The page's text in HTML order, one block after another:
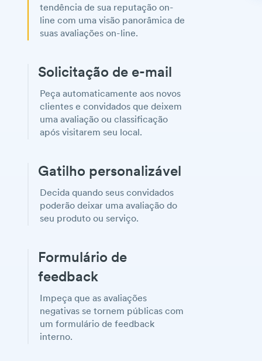
tendência de sua reputação on-
line com uma visão panorâmica de
suas avaliações on-line.
Solicitação de e-mail
Peça automaticamente aos novos
clientes e convidados que deixem
uma avaliação ou classificação
após visitarem seu local.
Gatilho personalizável
Decida quando seus convidados
poderão deixar uma avaliação do
seu produto ou serviço.
Formulário de
feedback
Impeça que as avaliações
negativas se tornem públicas com
um formulário de feedback
interno.